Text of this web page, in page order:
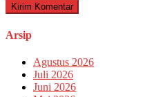
Arsip
Agustus 2026
Juli 2026
Juni 2026